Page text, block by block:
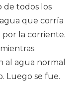
de todos los
que corría
la corriente.
al agua normal
Luego se fue.